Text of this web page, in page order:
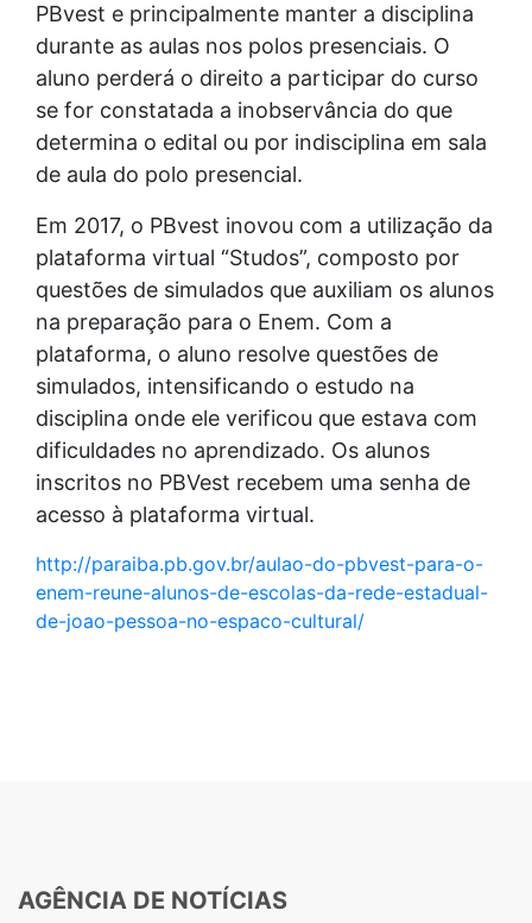
PBvest e principalmente manter a disciplina
durante as aulas nos polos presenciais. O
aluno perderá o direito a participar do curso
se for constatada a inobservância do que
determina o edital ou por indisciplina em sala
de aula do polo presencial.
Em 2017, o PBvest inovou com a utilização da
plataforma virtual “Studos”, composto por
questões de simulados que auxiliam os alunos
na preparação para o Enem. Com a
plataforma, o aluno resolve questões de
simulados, intensificando o estudo na
disciplina onde ele verificou que estava com
dificuldades no aprendizado. Os alunos
inscritos no PBVest recebem uma senha de
acesso à plataforma virtual.
http://paraiba.pb.gov.br/aulao-do-pbvest-para-o-
enem-reune-alunos-de-escolas-da-rede-estadual-
de-joao-pessoa-no-espaco-cultural/
AGÊNCIA DE NOTÍCIAS